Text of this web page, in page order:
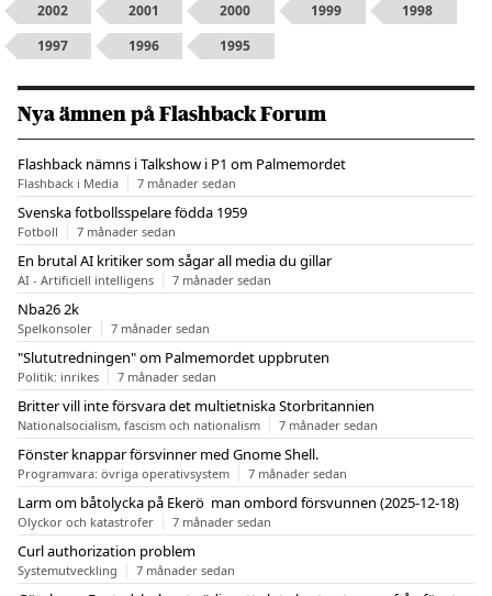
2002
2001 2000 1999
1998
1997
1996 1995
Nya ämnen på Flashback Forum
Flashback nämns i Talkshow i P1 om Palmemordet
Flashback i Media 7 månader sedan
Svenska fotbollsspelare födda 1959
Fotboll 7 månader sedan
En brutal AI kritiker som sågar all media du gillar
AI - Artificiell intelligens 7 månader sedan
Nba26 2k
Spelkonsoler 7 månader sedan
"Slututredningen" om Palmemordet uppbruten
Politik: inrikes 7 månader sedan
Britter vill inte försvara det multietniska Storbritannien
Nationalsocialism, fascism och nationalism 7 månader sedan
Fönster knappar försvinner med Gnome Shell.
Programvara: övriga operativsystem 7 månader sedan
Larm om båtolycka på Ekerö  man ombord försvunnen (2025-12-18)
Olyckor och katastrofer 7 månader sedan
Curl authorization problem
Systemutveckling 7 månader sedan